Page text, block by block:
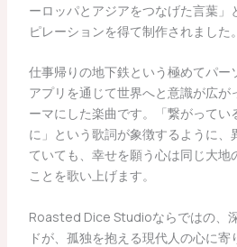
ーロッパとアジアをつなげた言葉」
ピレーションを得て制作されました。
仕事帰りの地下鉄という極めてパー
アプリを通じて世界へと意識が広が
ーマにした楽曲です。「繋がってい
に」という歌詞が象徴するように、
ていても、幸せを願う心は同じ大地
ことを歌い上げます。
Roasted Dice Studioならではの、
ドが、孤独を抱える現代人の心に